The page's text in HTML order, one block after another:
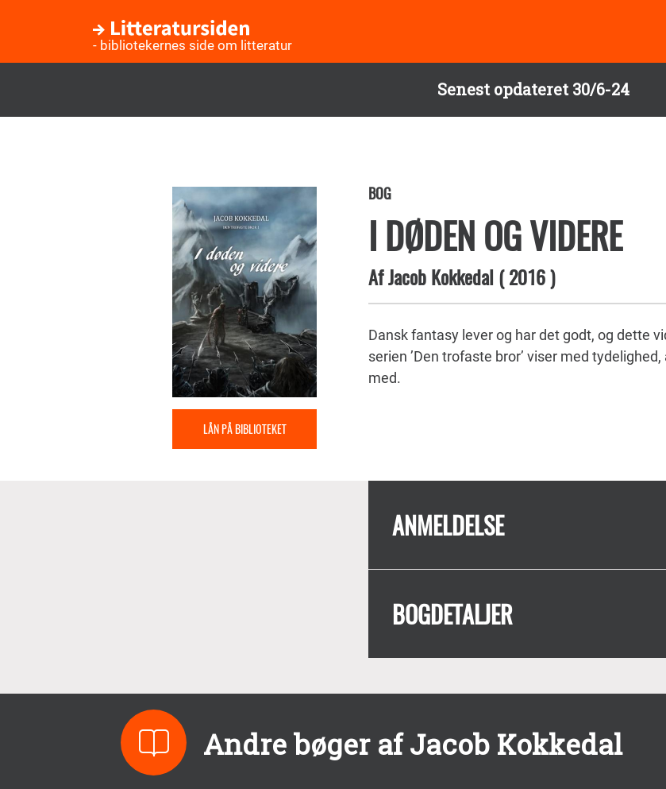
Senest opdateret 30/6-24
- bibliotekernes side om litteratur
LÅN PÅ BIBLIOTEKET
BOG
I DØDEN OG VIDERE
AfJacob Kokkedal (2016)
Dansk fantasy lever og har det godt, og dette
serien ’Den trofaste bror’ viser med
med.
ANMELDELSE
BOGDETALJER
Andre bøger af Jacob Kokkedal